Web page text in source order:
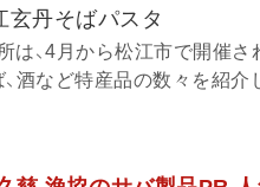
玄丹そばパスタ
は、4月から松江市で開催
、酒など特産品の数々を紹介